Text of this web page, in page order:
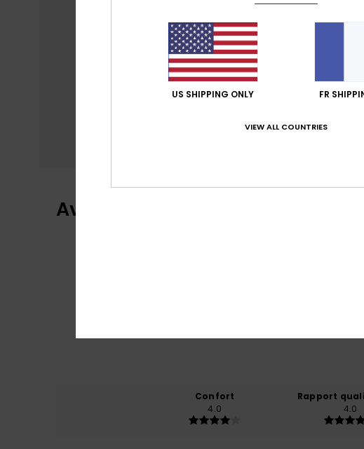
Avis clients
Confort
4.0
Rapport
4.0
US SHIPPING ONLY FR
VIEW ALL COUNTRIES